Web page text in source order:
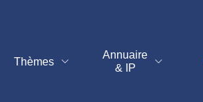
Thèmes
Annuaire
& IP